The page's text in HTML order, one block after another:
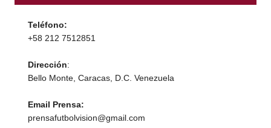
Teléfono:
+58 212 7512851
Dirección:
Bello Monte, Caracas, D.C. Venezuela
Email Prensa:
prensafutbolvision@gmail.com